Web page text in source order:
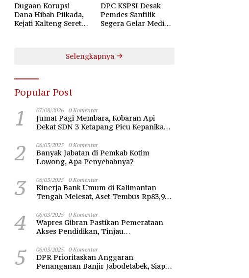
Dugaan Korupsi
Dana Hibah Pilkada,
Kejati Kalteng Seret
DPC KSPSI Desak
Pemdes Santilik
Segera Gelar Mediasi
Selengkapnya
Popular Post
1 07/08/2026 0 Komentar
Jumat Pagi Membara, Kobaran Api
Dekat SDN 3 Ketapang Picu Kepanikan
2 06/03/2025 0 Komentar
Banyak Jabatan di Pemkab Kotim
Lowong, Apa Penyebabnya?
3 06/03/2025 0 Komentar
Kinerja Bank Umum di Kalimantan
Tengah Melesat, Aset Tembus Rp83,98
4 06/03/2025 0 Komentar
Wapres Gibran Pastikan Pemerataan
Akses Pendidikan, Tinjau
Nawawi Banten
5 06/03/2025 0 Komentar
DPR Prioritaskan Anggaran
Penanganan Banjir Jabodetabek, Siap